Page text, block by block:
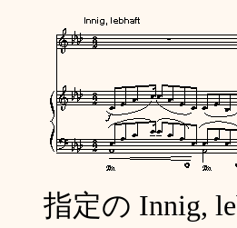
指定の Innig,